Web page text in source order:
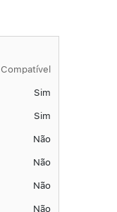
Compatível
Sim
Sim
Não
Não
Não
Não